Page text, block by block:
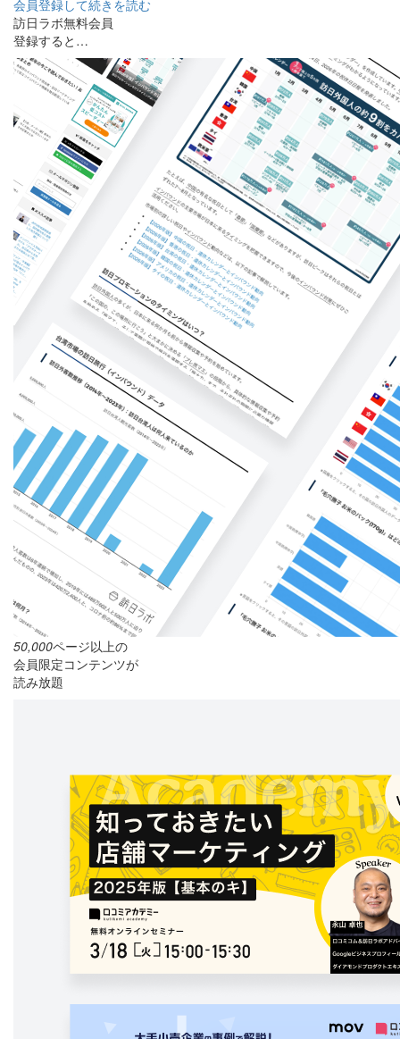
会員登録して続きを読む
訪日ラボ無料会員
登録すると…
50,000ページ以上の
会員限定コンテンツが
読み放題